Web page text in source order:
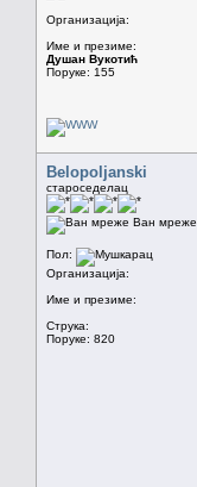
Организација:
Име и презиме:
Душан Вукотић
Поруке: 155
Belopoljanski
староседелац
Ван мреже
Пол:
Организација:
Име и презиме:
Струка:
Поруке: 820